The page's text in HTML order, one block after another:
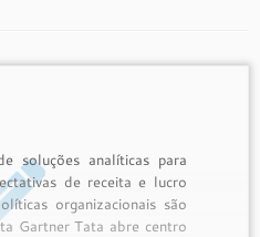
soluções analíticas para
de receita e lucro
organizacionais são
Gartner Tata abre centro